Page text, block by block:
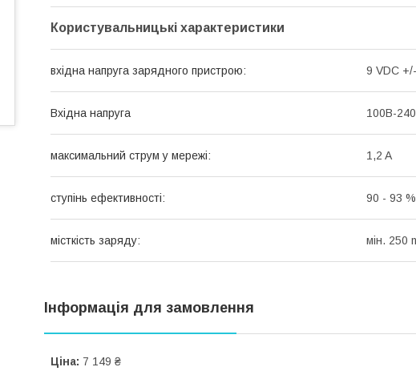
Користувальницькі характеристики
вхідна напруга зарядного пристрою: 9 VDC
Вхідна напруга 100В-
максимальний струм у мережі: 1,2 A
ступінь ефективності: 90 - 93 %
місткість заряду: мін. 250
Інформація для замовлення
Ціна: 7 149 ₴